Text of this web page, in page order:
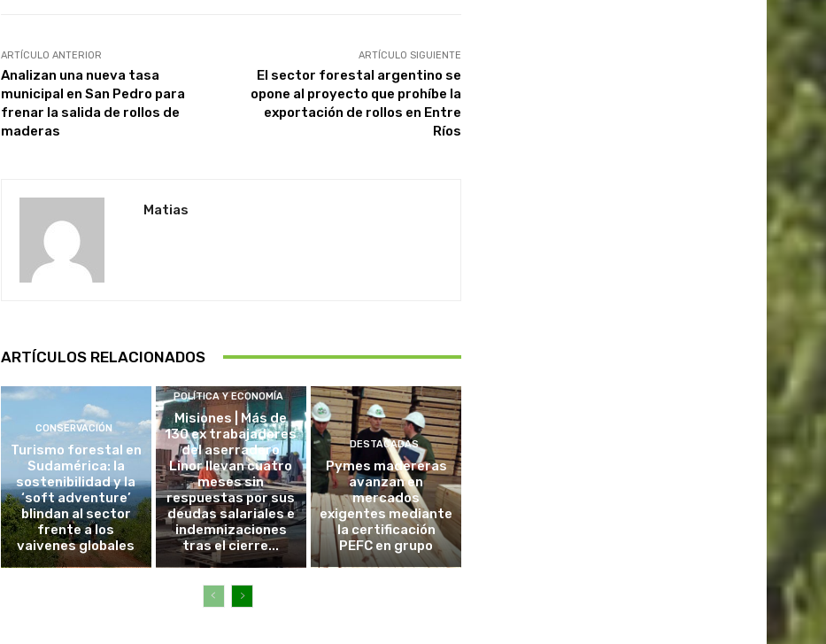
ARTÍCULO ANTERIOR
Analizan una nueva tasa
municipal en San Pedro para
frenar la salida de rollos de
maderas
ARTÍCULO SIGUIENTE
El sector forestal argentino se
opone al proyecto que prohíbe la
exportación de rollos en Entre
Ríos
Matias
ARTÍCULOS RELACIONADOS
CONSERVACIÓN
Turismo forestal en
Sudamérica: la
sostenibilidad y la
‘soft adventure’
blindan al sector
frente a los
vaivenes globales
POLÍTICA Y ECONOMÍA
Misiones | Más de
130 ex trabajadores
del aserradero
Linor llevan cuatro
meses sin
respuestas por sus
deudas salariales e
indemnizaciones
tras el cierre...
DESTACADAS
Pymes madereras
avanzan en
mercados
exigentes mediante
la certificación
PEFC en grupo